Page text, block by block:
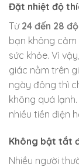
Đặt nhiệt độ
Từ 24 đến 28 độ
bạn không
sức khỏe. Vì
giác nằm trên
ngày đông thì
không quá
nhiều tiền điện
Không bật tắt
Nhiều người